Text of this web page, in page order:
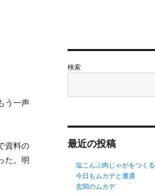
う一声
資料の
た。明
検索
最近の投稿
塩こんぶ肉じゃがをつくる
今日もムカデと遭遇
玄関のムカデ